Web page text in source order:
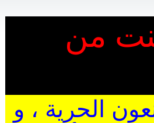
من
الحرية ، و